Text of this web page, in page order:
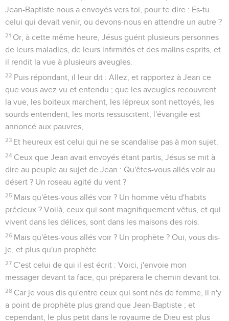
Jean-Baptiste nous a envoyés vers toi, pour te dire : Es-tu
celui qui devait venir, ou devons-nous en attendre un autre ?
21 Or, à cette même heure, Jésus guérit plusieurs personnes
de leurs maladies, de leurs infirmités et des malins esprits, et
il rendit la vue à plusieurs aveugles.
22 Puis répondant, il leur dit : Allez, et rapportez à Jean ce
que vous avez vu et entendu ; que les aveugles recouvrent
la vue, les boiteux marchent, les lépreux sont nettoyés, les
sourds entendent, les morts ressuscitent, l'évangile est
annoncé aux pauvres,
23 Et heureux est celui qui ne se scandalise pas à mon sujet.
24 Ceux que Jean avait envoyés étant partis, Jésus se mit à
dire au peuple au sujet de Jean : Qu'êtes-vous allés voir au
désert ? Un roseau agité du vent ?
25 Mais qu'êtes-vous allés voir ? Un homme vêtu d'habits
précieux ? Voilà, ceux qui sont magnifiquement vêtus, et qui
vivent dans les délices, sont dans les maisons des rois.
26 Mais qu'êtes-vous allés voir ? Un prophète ? Oui, vous dis-
je, et plus qu'un prophète.
27 C'est celui de qui il est écrit : Voici, j'envoie mon
messager devant ta face, qui préparera le chemin devant toi.
28 Car je vous dis qu'entre ceux qui sont nés de femme, il n'y
a point de prophète plus grand que Jean-Baptiste ; et
cependant, le plus petit dans le royaume de Dieu est plus